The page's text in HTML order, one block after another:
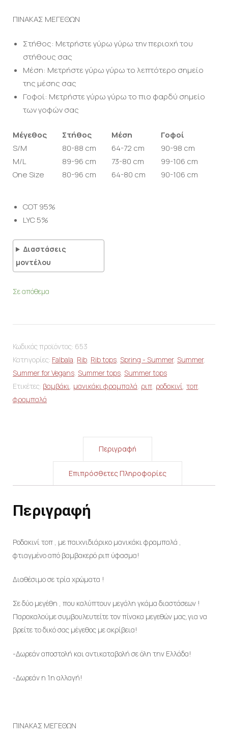
ΠΙΝΑΚΑΣ ΜΕΓΕΘΩΝ
Στήθος: Μετρήστε γύρω γύρω την περιοχή του
στήθους σας
Μέση: Μετρήστε γύρω γύρω το λεπτότερο σημείο
της μέσης σας
Γοφοί: Μετρήστε γύρω γύρω το πιο φαρδύ σημείο
των γοφών σας
Μέγεθος Στήθος Μέση
Γοφοί
S/M
80-88 cm 64-72 cm
90-98 cm
M/L
89-96 cm 73-80 cm
99-106 cm
One Size
80-96 cm 64-80 cm 90-106 cm
COT 95%
LYC 5%
Διαστάσεις
μοντέλου
Σε απόθεμα
Κωδικός προϊόντος: 653
Κατηγορίες: Falbala Rib Rib tops Spring - Summer, Summer,
Summer for Vegans Summer tops Summer tops
Ετικέτες: βαμβάκι μανικάκι φραμπαλά ριπ ροδακινί τοπ
φραμπαλά
Περιγραφή
Επιπρόσθετες Πληροφορίες
Περιγραφή
Ροδακινί τοπ , με παιχνιδιάρικο μανικάκι φραμπαλά ,
φτιαγμένο από βαμβακερό ριπ ύφασμα!
Διαθέσιμο σε τρία χρώματα !
Σε δύο μεγέθη , που καλύπτουν μεγάλη γκάμα διαστάσεων !
Παρακαλούμε συμβουλευτείτε τον πίνακα μεγεθών μας,για να
βρείτε το δικό σας μέγεθος με ακρίβεια!
-Δωρεάν αποστολή και αντικαταβολή σε όλη την Ελλάδα!
-Δωρεάν η 1η αλλαγή!
ΠΙΝΑΚΑΣ ΜΕΓΕΘΩΝ